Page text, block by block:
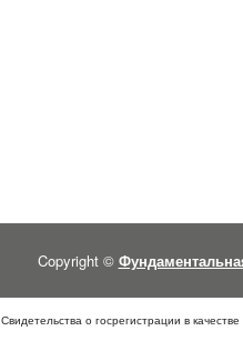
Copyright ©
Свидетельства о госрегистрации в